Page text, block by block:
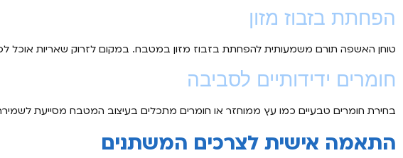
הפחתת בזבוז מזון
טוחן האשפה תורם משמעותית להפחתת בזבוז מזון במטבח. במקום לזרוק שאריות אוכל
חומרים ידידותיים לסביבה
בחירת חומרים טבעיים כמו עץ ממוחזר או חומרים מתכלים בעיצוב המטבח מסייעת
התאמה אישית לצרכים המשתנים